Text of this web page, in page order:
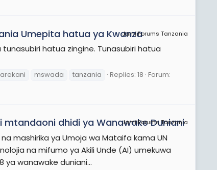
JamiiForums Tanzania
Umepita hatua ya Kwanza
hatua zingine. Tunasubiri hatua
mswada tanzania Replies: 18 Forum:
JamiiForums Tanzania
dhidi ya Wanawake Duniani
mashirika ya Umoja wa Mataifa kama UN
na mifumo ya Akili Unde (AI) umekuwa
ya wanawake duniani...